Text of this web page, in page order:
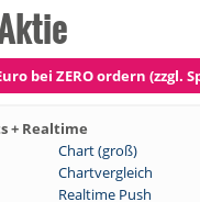
bei ZERO ordern (zzgl.
+ Realtime
Chart (groß)
Chartvergleich
Realtime Push